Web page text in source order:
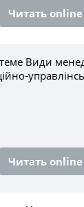
Читать online
Види
Читать online